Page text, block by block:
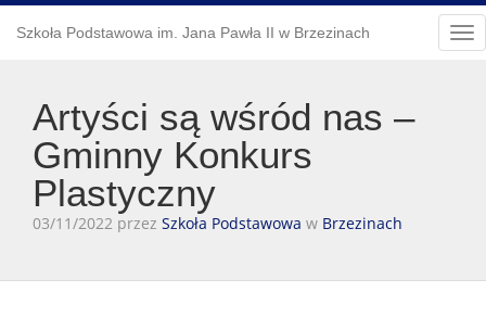
Szkoła Podstawowa im. Jana Pawła II w Brzezinach
Artyści są wśród nas –
Gminny Konkurs
Plastyczny
03/11/2022 przez Szkoła Podstawowa w Brzezinach